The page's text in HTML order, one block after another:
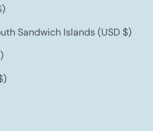
Sandwich Islands (USD $)